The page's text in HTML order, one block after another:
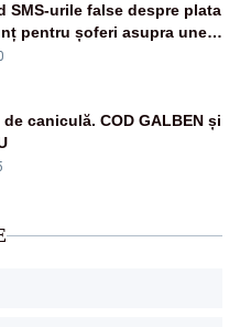
SMS-urile false despre plata
pentru șoferi asupra unei
fraudă online
caniculă. COD GALBEN și